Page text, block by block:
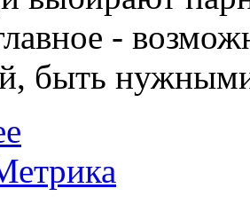
-
быть нужными